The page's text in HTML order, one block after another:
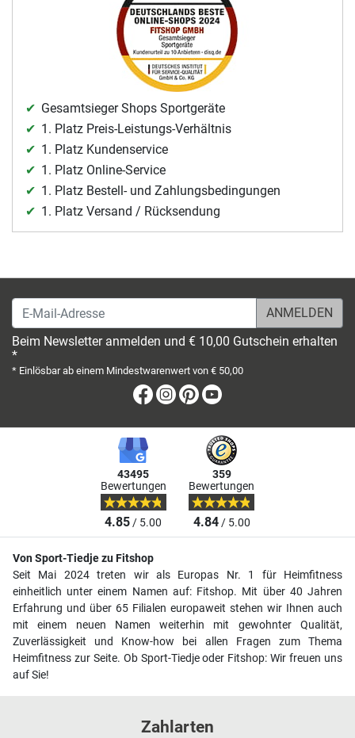
Gesamtsieger Shops Sportgeräte
1. Platz Preis-Leistungs-Verhältnis
1. Platz Kundenservice
1. Platz Online-Service
1. Platz Bestell- und Zahlungsbedingungen
1. Platz Versand / Rücksendung
E-Mail-Adresse
Beim Newsletter anmelden und € 10,00 Gutschein erhalten
*
* Einlösbar ab einem Mindestwarenwert von € 50,00
Facebook
Instagram
Pinterest
43495
Bewertungen
4.85/ 5.00
359
Bewertungen
4.84/ 5.00
Von Sport-Tiedje zu Fitshop
Seit Mai 2024 treten wir als Europas Nr. 1 für Heimfitness
einheitlich unter einem Namen auf: Fitshop. Mit über 40 Jahren
Erfahrung und über 65 Filialen europaweit stehen wir Ihnen auch
mit einem neuen Namen weiterhin mit gewohnter Qualität,
Zuverlässigkeit und Know-how bei allen Fragen zum Thema
Heimfitness zur Seite. Ob Sport-Tiedje oder Fitshop: Wir freuen uns
auf Sie!
Zahlarten